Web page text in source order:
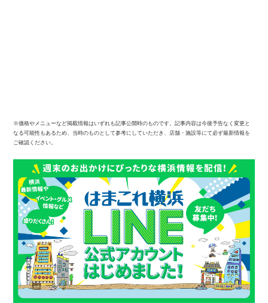
※価格やメニューなど掲載情報はいずれも記事公開時のものです。記事内容は今後予告なく変更と
なる可能性もあるため、当時のものとして参考にしていただき、店舗・施設等にて必ず最新情報を
ご確認ください。